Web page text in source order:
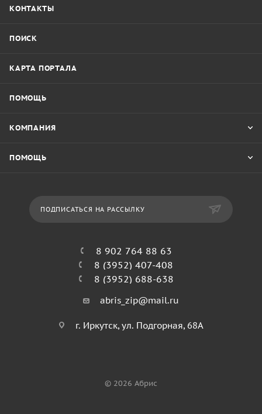
КОНТАКТЫ
ПОИСК
КАРТА ПОРТАЛА
ПОМОЩЬ
КОМПАНИЯ
ПОМОЩЬ
ПОДПИСАТЬСЯ НА РАССЫЛКУ
8 902 764 88 63
8 (3952) 407-408
8 (3952) 688-638
abris_zip@mail.ru
г. Иркутск, ул. Подгорная, 68А
© 2026 Абрис